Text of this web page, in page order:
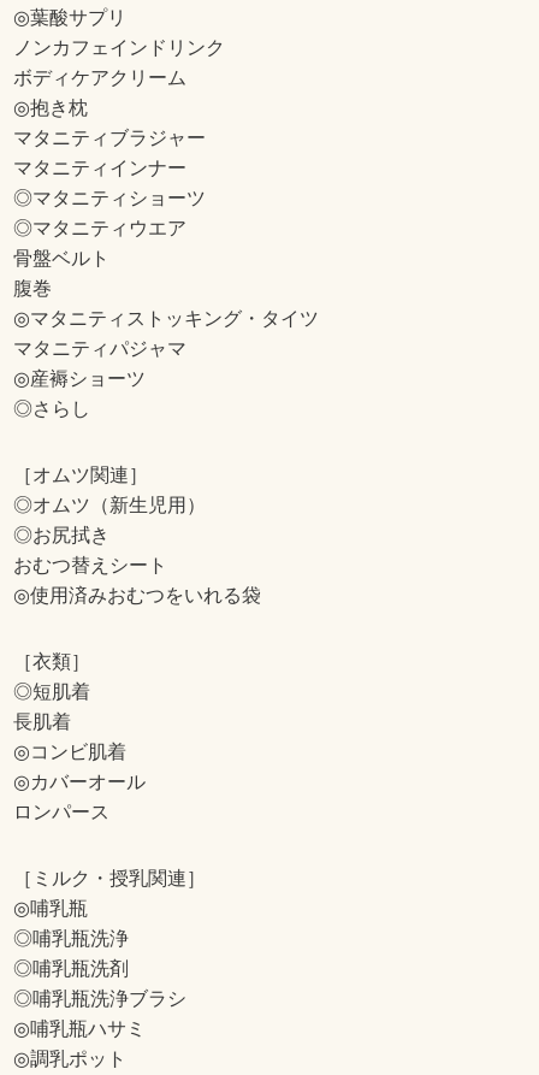
◎葉酸サプリ
ノンカフェインドリンク
ボディケアクリーム
◎抱き枕
マタニティブラジャー
マタニティインナー
◎マタニティショーツ
◎マタニティウエア
骨盤ベルト
腹巻
◎マタニティストッキング・タイツ
マタニティパジャマ
◎産褥ショーツ
◎さらし
［オムツ関連］
◎オムツ（新生児用）
◎お尻拭き
おむつ替えシート
◎使用済みおむつをいれる袋
［衣類］
◎短肌着
長肌着
◎コンビ肌着
◎カバーオール
ロンパース
［ミルク・授乳関連］
◎哺乳瓶
◎哺乳瓶洗浄
◎哺乳瓶洗剤
◎哺乳瓶洗浄ブラシ
◎哺乳瓶ハサミ
◎調乳ポット